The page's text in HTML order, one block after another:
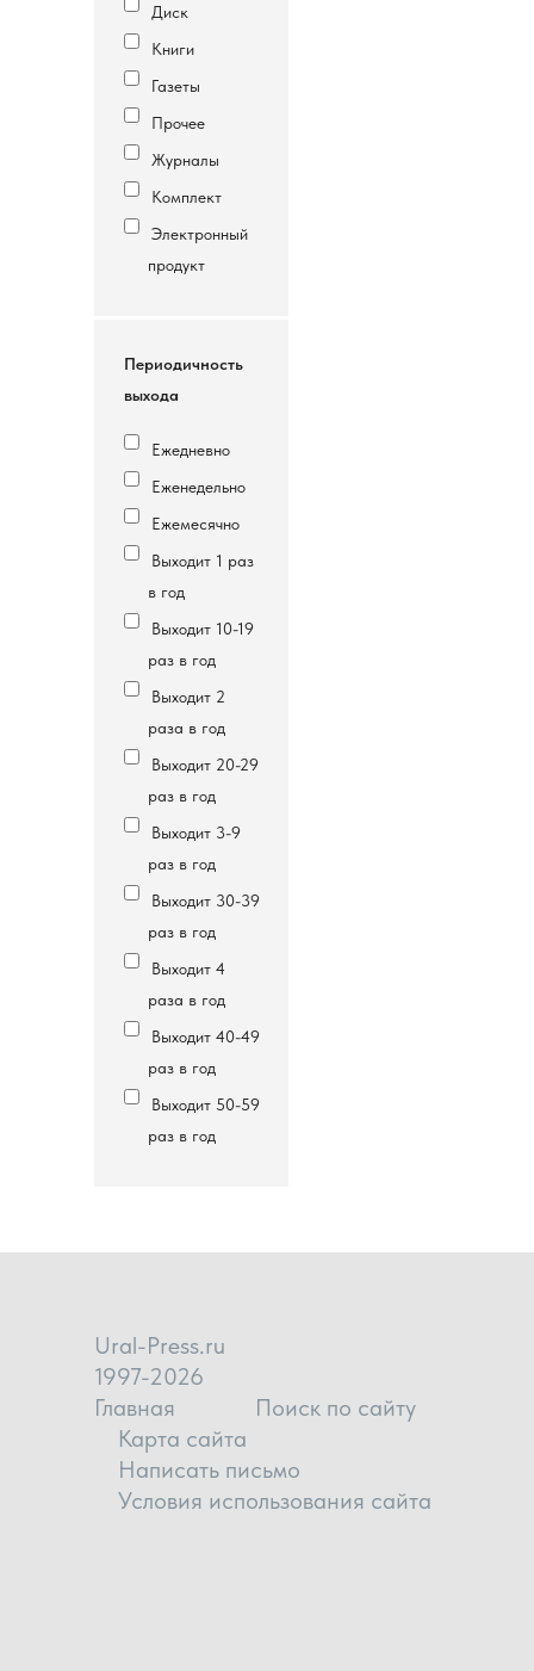
Диск
Книги
Газеты
Прочее
Журналы
Комплект
Электронный
продукт
Периодичность
выхода
Ежедневно
Еженедельно
Ежемесячно
Выходит 1 раз
в год
Выходит 10-19
раз в год
Выходит 2
раза в год
Выходит 20-29
раз в год
Выходит 3-9
раз в год
Выходит 30-39
раз в год
Выходит 4
раза в год
Выходит 40-49
раз в год
Выходит 50-59
раз в год
Ural-Press.ru
1997-2026
Главная
Поиск по сайту
Карта сайта
Написать письмо
Условия использования сайта